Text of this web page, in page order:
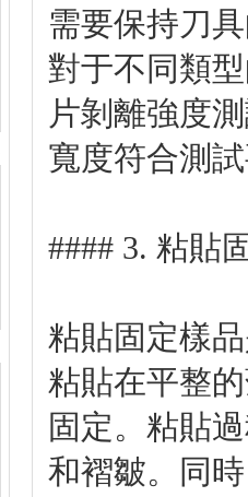
需要保持刀
對于不同類型
片剝離強度測
寬度符合測
#### 3. 粘貼
粘貼固定樣品
粘貼在平整
固定。粘貼
和褶皺。